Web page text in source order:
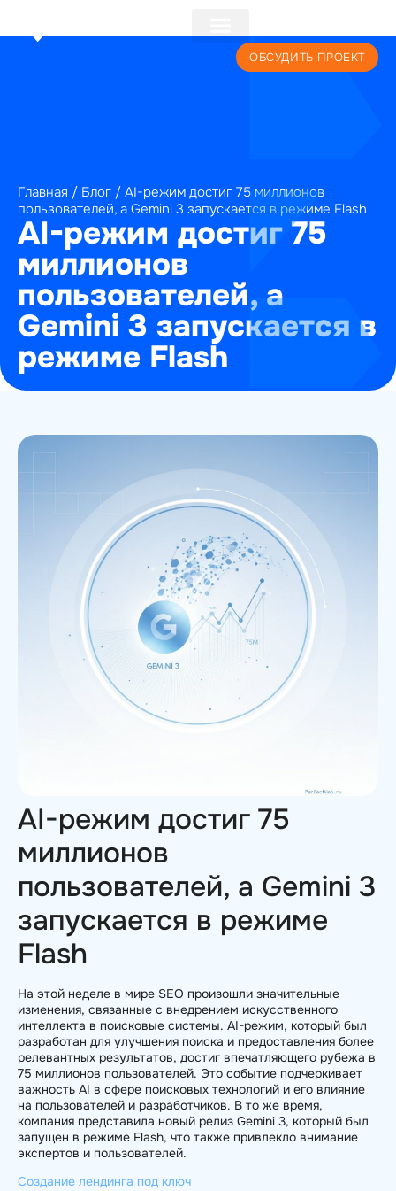
ОБСУДИТЬ ПРОЕКТ
Главная / Блог / AI-режим достиг 75 миллионов
пользователей, а Gemini 3 запускается в режиме Flash
AI-режим достиг 75
миллионов
пользователей, а
Gemini 3 запускается в
режиме Flash
AI-режим достиг 75
миллионов
пользователей, а Gemini 3
запускается в режиме
Flash
На этой неделе в мире SEO произошли значительные
изменения, связанные с внедрением искусственного
интеллекта в поисковые системы. AI-режим, который был
разработан для улучшения поиска и предоставления более
релевантных результатов, достиг впечатляющего рубежа в
75 миллионов пользователей. Это событие подчеркивает
важность AI в сфере поисковых технологий и его влияние
на пользователей и разработчиков. В то же время,
компания представила новый релиз Gemini 3, который был
запущен в режиме Flash, что также привлекло внимание
экспертов и пользователей.
Создание лендинга под ключ